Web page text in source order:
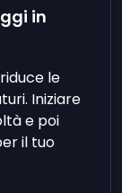
in
le
Iniziare
e poi
il tuo